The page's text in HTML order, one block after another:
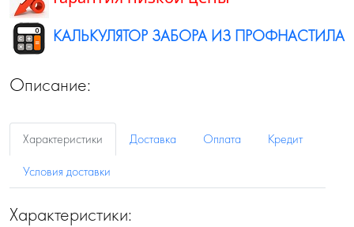
КАЛЬКУЛЯТОР ЗАБОРА ИЗ ПРОФНАСТИЛА
Описание:
Характеристики Доставка Оплата
Кредит
Условия доставки
Характеристики: